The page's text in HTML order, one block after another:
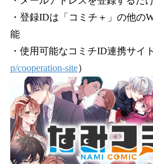
・登録IDは「コミチ＋」の他の
能
・使用可能なコミチID連携サイ
p/cooperation-site）